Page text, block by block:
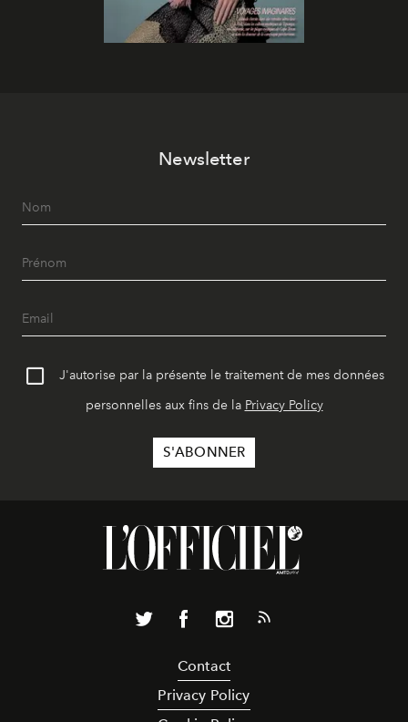
Newsletter
J'autorise par la présente le traitement de mes données
personnelles aux fins de la Privacy Policy
Contact
Privacy Policy